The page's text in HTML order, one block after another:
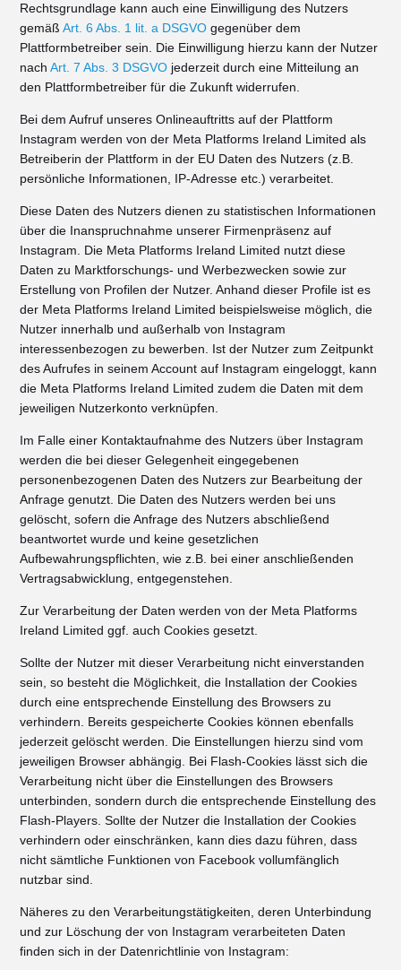
Rechtsgrundlage kann auch eine Einwilligung des Nutzers
gemäßArt. 6 Abs. 1 lit. a DSGVO gegenüber dem
Plattformbetreiber sein. Die Einwilligung hierzu kann der Nutzer
nachArt. 7 Abs. 3 DSGVO jederzeit durch eine Mitteilung an
den Plattformbetreiber für die Zukunft widerrufen.
Bei dem Aufruf unseres Onlineauftritts auf der Plattform
Instagram werden von der Meta Platforms Ireland Limited als
Betreiberin der Plattform in der EU Daten des Nutzers (z.B.
persönliche Informationen, IP-Adresse etc.) verarbeitet.
Diese Daten des Nutzers dienen zu statistischen Informationen
über die Inanspruchnahme unserer Firmenpräsenz auf
Instagram. Die Meta Platforms Ireland Limited nutzt diese
Daten zu Marktforschungs- und Werbezwecken sowie zur
Erstellung von Profilen der Nutzer. Anhand dieser Profile ist es
der Meta Platforms Ireland Limited beispielsweise möglich, die
Nutzer innerhalb und außerhalb von Instagram
interessenbezogen zu bewerben. Ist der Nutzer zum Zeitpunkt
des Aufrufes in seinem Account auf Instagram eingeloggt, kann
die Meta Platforms Ireland Limited zudem die Daten mit dem
jeweiligen Nutzerkonto verknüpfen.
Im Falle einer Kontaktaufnahme des Nutzers über Instagram
werden die bei dieser Gelegenheit eingegebenen
personenbezogenen Daten des Nutzers zur Bearbeitung der
Anfrage genutzt. Die Daten des Nutzers werden bei uns
gelöscht, sofern die Anfrage des Nutzers abschließend
beantwortet wurde und keine gesetzlichen
Aufbewahrungspflichten, wie z.B. bei einer anschließenden
Vertragsabwicklung, entgegenstehen.
Zur Verarbeitung der Daten werden von der Meta Platforms
Ireland Limited ggf. auch Cookies gesetzt.
Sollte der Nutzer mit dieser Verarbeitung nicht einverstanden
sein, so besteht die Möglichkeit, die Installation der Cookies
durch eine entsprechende Einstellung des Browsers zu
verhindern. Bereits gespeicherte Cookies können ebenfalls
jederzeit gelöscht werden. Die Einstellungen hierzu sind vom
jeweiligen Browser abhängig. Bei Flash-Cookies lässt sich die
Verarbeitung nicht über die Einstellungen des Browsers
unterbinden, sondern durch die entsprechende Einstellung des
Flash-Players. Sollte der Nutzer die Installation der Cookies
verhindern oder einschränken, kann dies dazu führen, dass
nicht sämtliche Funktionen von Facebook vollumfänglich
nutzbar sind.
Näheres zu den Verarbeitungstätigkeiten, deren Unterbindung
und zur Löschung der von Instagram verarbeiteten Daten
finden sich in der Datenrichtlinie von Instagram: